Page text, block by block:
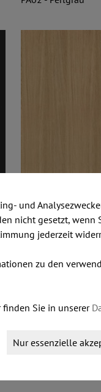
und
nicht gesetzt, wenn
jederzeit
zu den
Sie in unserer
Nur essenzielle